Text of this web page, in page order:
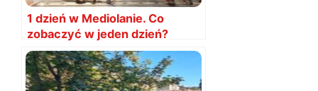
1 dzień w Mediolanie. Co
zobaczyć w jeden dzień?
Mediolan, plan